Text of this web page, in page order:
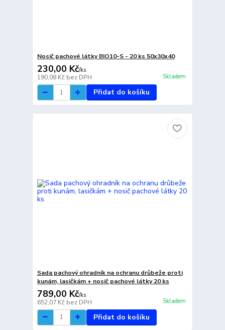
Nosič pachové látky BIO10-S - 20 ks 50x30x40
230,00 Kč/ks
190,08 Kč bez DPH Skladem
Přidat do košíku
Sada pachový ohradník na ochranu drůbeže proti
kunám, lasičkám + nosič pachové látky 20 ks
789,00 Kč/ks
652,07 Kč bez DPH Skladem
Přidat do košíku